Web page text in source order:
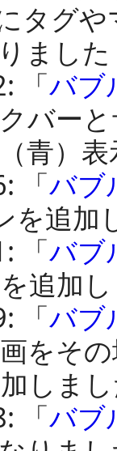
タグ
ました
「バブ
バー
青）
「バブ
を追加
「バブ
追加
「バブ
をそ
しま
「バブ